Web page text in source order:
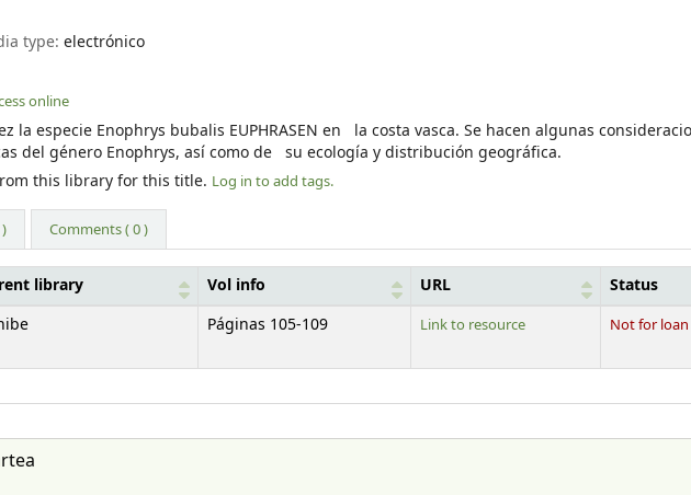
type:electrónico
online
la especie Enophrys bubalis EUPHRASEN en la costa vasca. Se hacen algunas
del género Enophrys, así como de su ecología y distribución geográfica.
this library for this title. Log in to add tags.
Comments ( 0 )
library Vol info URL Status
Páginas 105-109 Link to resource Not for loan